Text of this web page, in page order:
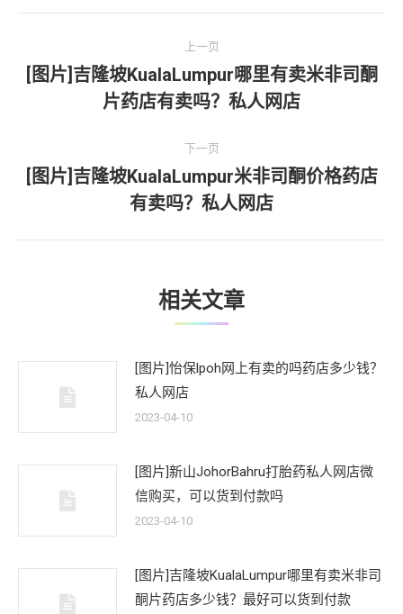
章
上一页
上
一
[图片]吉隆坡KualaLumpur哪里有卖米非司酮
片药店有卖吗？私人网店
下一页
下
一
文
[图片]吉隆坡KualaLumpur米非司酮价格药店
有卖吗？私人网店
相关文章
[图片]怡保lpoh网上有卖的吗药店多少钱？
私人网店
2023-04-10
[图片]新山JohorBahru打胎药私人网店微
信购买，可以货到付款吗
2023-04-10
[图片]吉隆坡KualaLumpur哪里有卖米非司
酮片药店多少钱？最好可以货到付款